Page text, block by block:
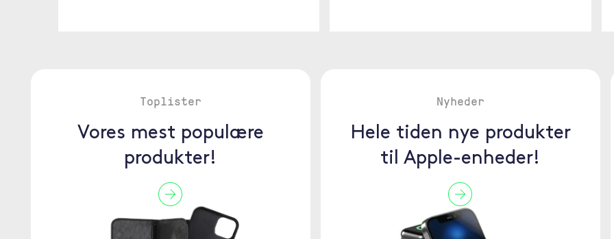
Toplister
Vores mest populære
produkter!
Nyheder
Hele tiden nye produkter
til Apple-enheder!